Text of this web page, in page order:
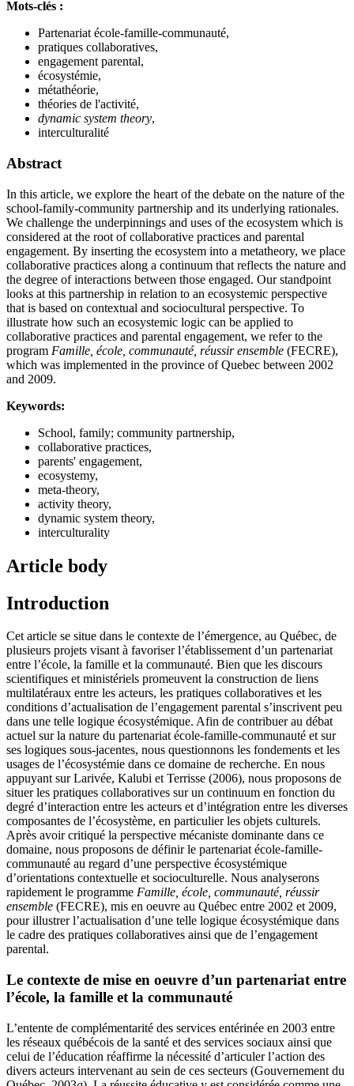
Mots-clés :
Partenariat école-famille-communauté,
pratiques collaboratives,
engagement parental,
écosystémie,
métathéorie,
théories de l'activité,
dynamic system theory,
interculturalité
Abstract
In this article, we explore the heart of the debate on the nature of the
school-family-community partnership and its underlying rationales.
We challenge the underpinnings and uses of the ecosystem which is
considered at the root of collaborative practices and parental
engagement. By inserting the ecosystem into a metatheory, we place
collaborative practices along a continuum that reflects the nature and
the degree of interactions between those engaged. Our standpoint
looks at this partnership in relation to an ecosystemic perspective
that is based on contextual and sociocultural perspective. To
illustrate how such an ecosystemic logic can be applied to
collaborative practices and parental engagement, we refer to the
program Famille, école, communauté, réussir ensemble (FECRE),
which was implemented in the province of Quebec between 2002
and 2009.
Keywords:
School, family; community partnership,
collaborative practices,
parents' engagement,
ecosystemy,
meta-theory,
activity theory,
dynamic system theory,
interculturality
Article body
Introduction
Cet article se situe dans le contexte de l’émergence, au Québec, de
plusieurs projets visant à favoriser l’établissement d’un partenariat
entre l’école, la famille et la communauté. Bien que les discours
scientifiques et ministériels promeuvent la construction de liens
multilatéraux entre les acteurs, les pratiques collaboratives et les
conditions d’actualisation de l’engagement parental s’inscrivent peu
dans une telle logique écosystémique. Afin de contribuer au débat
actuel sur la nature du partenariat école-famille-communauté et sur
ses logiques sous-jacentes, nous questionnons les fondements et les
usages de l’écosystémie dans ce domaine de recherche. En nous
appuyant sur Larivée, Kalubi et Terrisse (2006), nous proposons de
situer les pratiques collaboratives sur un continuum en fonction du
degré d’interaction entre les acteurs et d’intégration entre les diverses
composantes de l’écosystème, en particulier les objets culturels.
Après avoir critiqué la perspective mécaniste dominante dans ce
domaine, nous proposons de définir le partenariat école-famille-
communauté au regard d’une perspective écosystémique
d’orientations contextuelle et socioculturelle. Nous analyserons
rapidement le programme Famille, école, communauté, réussir
ensemble (FECRE), mis en oeuvre au Québec entre 2002 et 2009,
pour illustrer l’actualisation d’une telle logique écosystémique dans
le cadre des pratiques collaboratives ainsi que de l’engagement
parental.
Le contexte de mise en oeuvre d’un partenariat entre
l’école, la famille et la communauté
L’entente de complémentarité des services entérinée en 2003 entre
les réseaux québécois de la santé et des services sociaux ainsi que
celui de l’éducation réaffirme la nécessité d’articuler l’action des
divers acteurs intervenant au sein de ces secteurs (Gouvernement du